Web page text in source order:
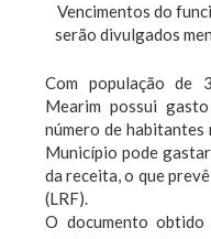
Vencimentos do
serão divulgados
Com população de
Mearim possui
número de habitantes
Município pode
da receita, o que
(LRF).
O documento